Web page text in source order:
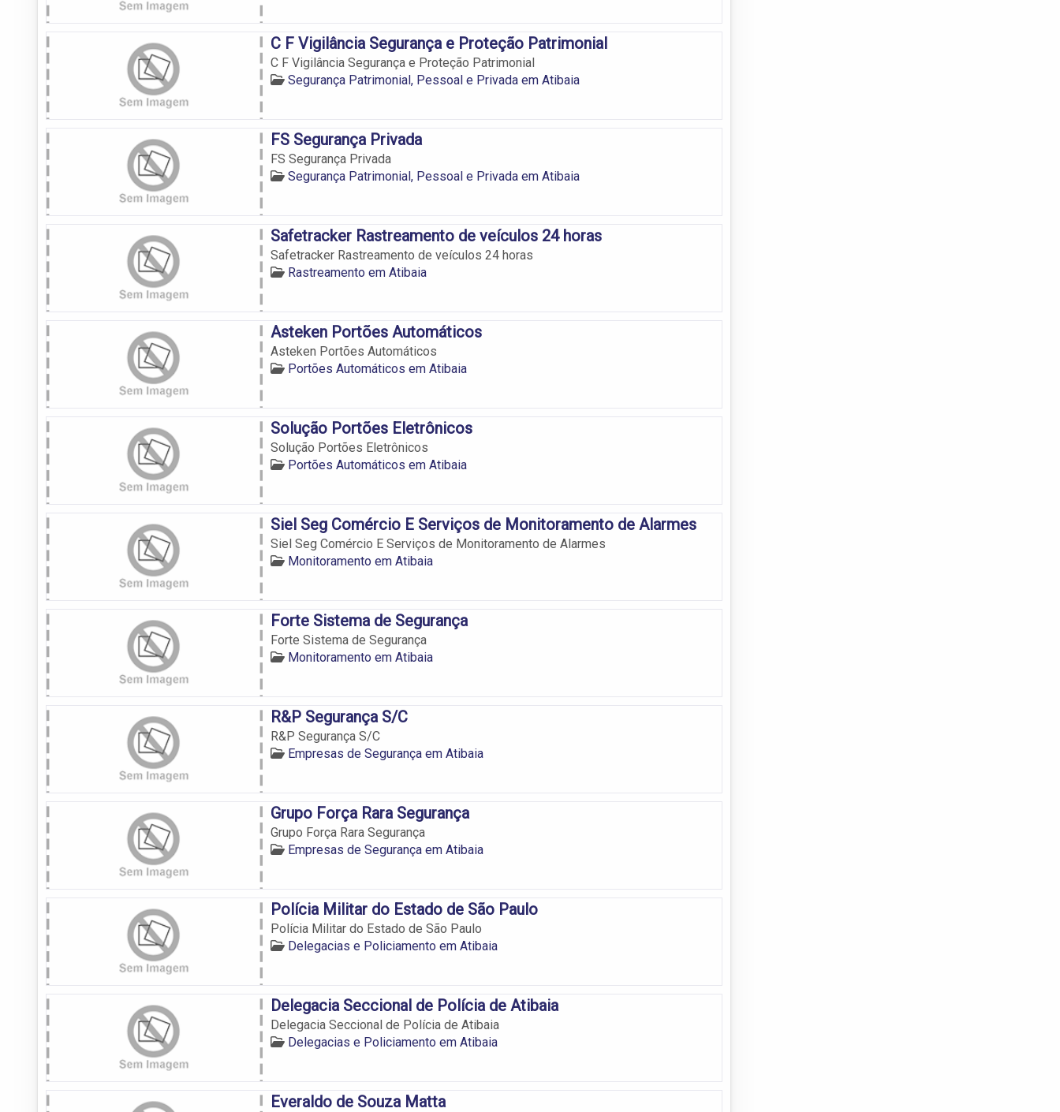
C F Vigilância Segurança e Proteção Patrimonial
C F Vigilância Segurança e Proteção Patrimonial
Segurança Patrimonial, Pessoal e Privada em Atibaia
FS Segurança Privada
FS Segurança Privada
Segurança Patrimonial, Pessoal e Privada em Atibaia
Safetracker Rastreamento de veículos 24 horas
Safetracker Rastreamento de veículos 24 horas
Rastreamento em Atibaia
Asteken Portões Automáticos
Asteken Portões Automáticos
Portões Automáticos em Atibaia
Solução Portões Eletrônicos
Solução Portões Eletrônicos
Portões Automáticos em Atibaia
Siel Seg Comércio E Serviços de Monitoramento de Alarmes
Siel Seg Comércio E Serviços de Monitoramento de Alarmes
Monitoramento em Atibaia
Forte Sistema de Segurança
Forte Sistema de Segurança
Monitoramento em Atibaia
R&P Segurança S/C
R&P Segurança S/C
Empresas de Segurança em Atibaia
Grupo Força Rara Segurança
Grupo Força Rara Segurança
Empresas de Segurança em Atibaia
Polícia Militar do Estado de São Paulo
Polícia Militar do Estado de São Paulo
Delegacias e Policiamento em Atibaia
Delegacia Seccional de Polícia de Atibaia
Delegacia Seccional de Polícia de Atibaia
Delegacias e Policiamento em Atibaia
Everaldo de Souza Matta